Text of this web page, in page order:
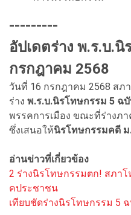
---------
อัปเดตร่าง พ.ร.บ.
กรกฎาคม 2568
วันที่ 16 กรกฎาคม 2568 ส
ร่าง พ.ร.บ.นิรโทษกรรม 5 ฉ
พรรคการเมือง ขณะที่ร่างภ
ซึ่งเสนอให้นิรโทษกรรมคดี ม
อ่านข่าวที่เกี่ยวข้อง
2 ร่างนิรโทษกรรมตก! สภา
คประชาชน
เทียบชัดร่างนิรโทษกรรม 5